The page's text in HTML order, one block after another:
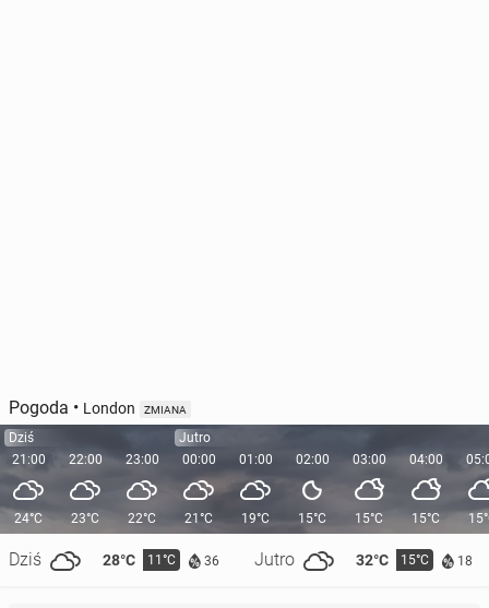
Pogoda • London ZMIANA
Dziś
21:00
24°C
Dziś 28°C 11°C 36 Jutro 32°C 15°C 18
22:00
23°C
23:00
22°C
Jutro
00:00
21°C
01:00
19°C
02:00
15°C
03:00
15°C
04:00
15°C